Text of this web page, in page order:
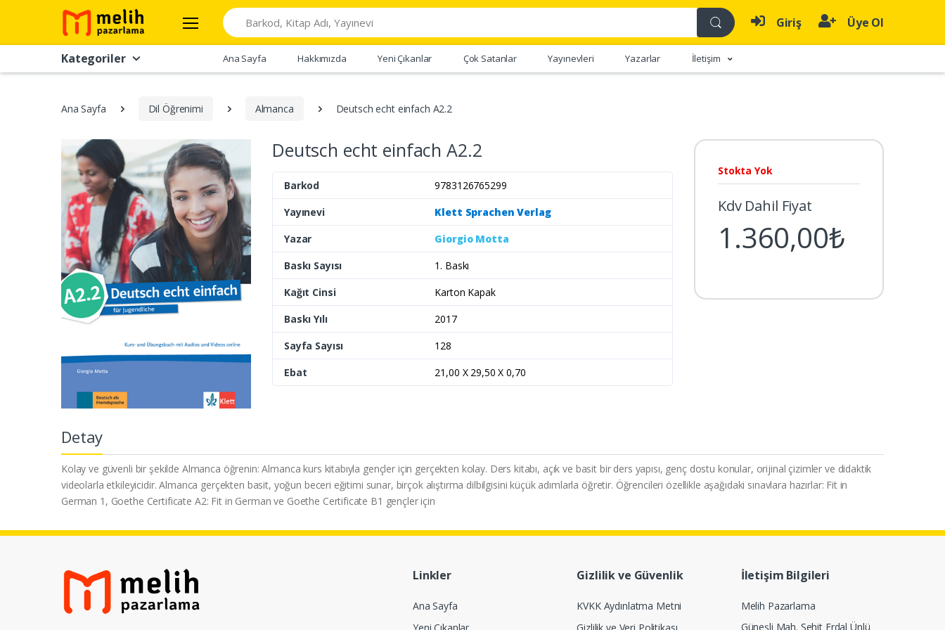
Search
Giriş Üye Ol
Kategoriler Ana Sayfa Hakkımızda Yeni Çıkanlar Çok Satanlar Yayınevleri Yazarlar İletişim
Ana Sayfa Dil Öğrenimi Almanca Deutsch echt einfach A2.2
Deutsch echt einfach A2.2
Barkod
9783126765299
Yayınevi
Klett Sprachen Verlag
Yazar
Giorgio Motta
Baskı Sayısı
1. Baskı
Kağıt Cinsi
Karton Kapak
Baskı Yılı
2017
Sayfa Sayısı
128
Ebat
21,00 X 29,50 X 0,70
Stokta Yok
Kdv Dahil Fiyat
1.360,00₺
Detay
Kolay ve güvenli bir şekilde Almanca öğrenin: Almanca kurs kitabıyla gençler için gerçekten kolay. Ders kitabı, açık ve basit bir ders yapısı, genç dostu konular, orijinal çizimler ve didaktik
videolarla etkileyicidir. Almanca gerçekten basit, yoğun beceri eğitimi sunar, birçok alıştırma dilbilgisini küçük adımlarla öğretir. Öğrencileri özellikle aşağıdaki sınavlara hazırlar: Fit in
German 1, Goethe Certificate A2: Fit in German ve Goethe Certificate B1 gençler için
Linkler
Ana Sayfa
Gizlilik ve Güvenlik
KVKK Aydınlatma Metni
İletişim Bilgileri
Melih Pazarlama
Güneşli Mah. Şehit Erdal Ünlü